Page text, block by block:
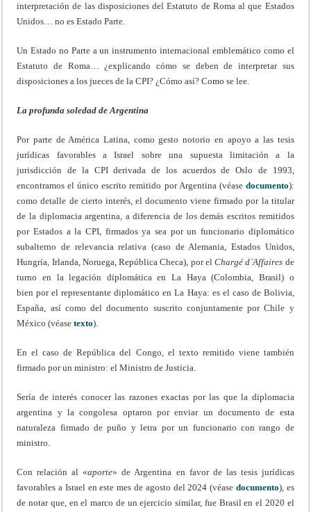
interpretación de las disposiciones del Estatuto de Roma al que Estados
Unidos… no es Estado Parte.
Un Estado no Parte a un instrumento internacional emblemático como el
Estatuto de Roma… ¿explicando cómo se deben de interpretar sus
disposiciones a los jueces de la CPI? ¿Cómo así? Como se lee.
La profunda soledad de Argentina
Por parte de América Latina, como gesto notorio en apoyo a las tesis
jurídicas favorables a Israel sobre una supuesta limitación a la
jurisdicción de la CPI derivada de los acuerdos de Oslo de 1993,
encontramos el único escrito remitido por Argentina (véase documento):
como detalle de cierto interés, el documento viene firmado por la titular
de la diplomacia argentina, a diferencia de los demás escritos remitidos
por Estados a la CPI, firmados ya sea por un funcionario diplomático
subalterno de relevancia relativa (caso de Alemania, Estados Unidos,
Hungría, Irlanda, Noruega, República Checa), por elChargé d´Affaires de
turno en la legación diplomática en La Haya (Colombia, Brasil) o
bien por el representante diplomático en La Haya: es el caso de Bolivia,
España, así como del documento suscrito conjuntamente por Chile y
México (véasetexto).
En el caso de República del Congo, el texto remitido viene también
firmado por un ministro: el Ministro de Justicia.
Sería de interés conocer las razones exactas por las que la diplomacia
argentina y la congolesa optaron por enviar un documento de esta
naturaleza firmado de puño y letra por un funcionario con rango de
ministro.
Con relación al «aporte» de Argentina en favor de las tesis jurídicas
favorables a Israel en este mes de agosto del 2024 (véase documento), es
de notar que, en el marco de un ejercicio similar, fue Brasil en el 2020 el